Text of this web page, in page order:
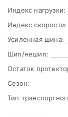
Индекс нагрузки:
Индекс скорости:
Усиленная шина:
Шип/нешип:
Остаток
Сезон:
Тип